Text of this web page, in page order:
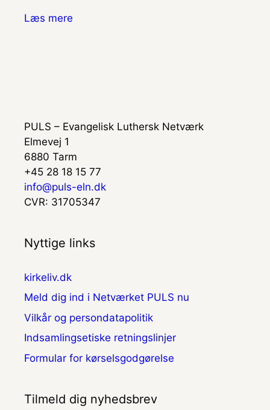
Læs mere
PULS – Evangelisk Luthersk Netværk
Elmevej 1
6880 Tarm
+45 28 18 15 77
info@puls-eln.dk
CVR: 31705347
Nyttige links
kirkeliv.dk
Meld dig ind i Netværket PULS nu
Vilkår og persondatapolitik
Indsamlingsetiske retningslinjer
Formular for kørselsgodgørelse
Tilmeld dig nyhedsbrev